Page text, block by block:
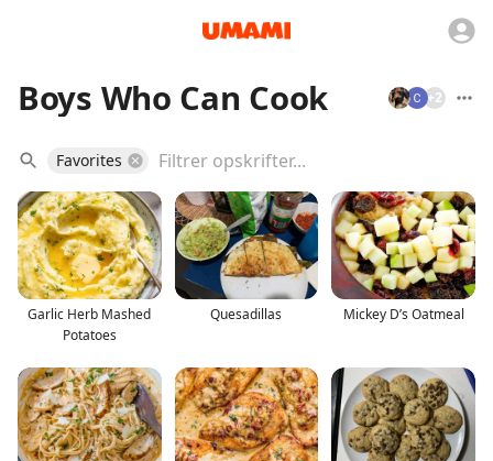
Boys Who Can Cook +2
Favorites
Garlic Herb Mashed
Potatoes
Quesadillas Mickey D’s Oatmeal